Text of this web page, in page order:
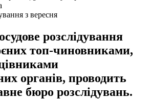
з вересня
розслідування
топ-чиновниками,
органів, проводить
бюро розслідувань.